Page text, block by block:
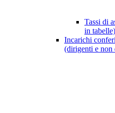
Tassi di
in tabelle)
Incarichi
(dirigenti e non